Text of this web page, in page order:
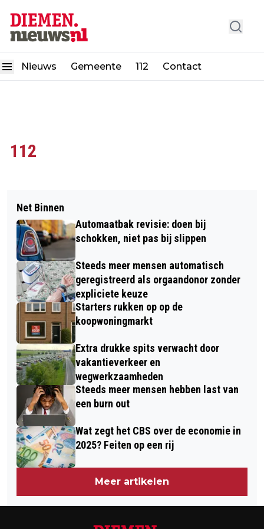
Nieuws Gemeente 112 Contact
112
Net Binnen
Automaatbak revisie: doen bij
schokken, niet pas bij slippen
Steeds meer mensen automatisch
geregistreerd als orgaandonor zonder
expliciete keuze
Starters rukken op op de
koopwoningmarkt
Extra drukke spits verwacht door
vakantieverkeer en
wegwerkzaamheden
Steeds meer mensen hebben last van
een burn out
Wat zegt het CBS over de economie in
2025? Feiten op een rij
Meer artikelen